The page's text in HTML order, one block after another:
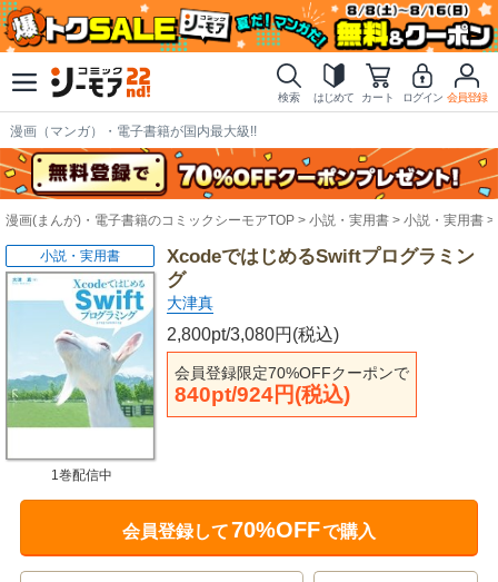
検索 はじめて カート ログイン 会員登録
漫画（マンガ）・電子書籍が国内最大級!!
漫画(まんが)・電子書籍のコミックシーモアTOP 小説・実用書 小説・実用書
XcodeではじめるSwiftプログラミン
グ
大津真
2,800pt/3,080円(税込)
会員登録限定70%OFFクーポンで
840pt/924円(税込)
小説・実用書
1巻配信中
会員登録して70%OFFで購入